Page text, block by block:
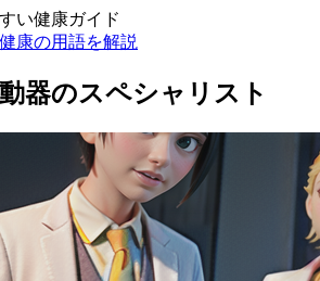
い健康ガイド
康の用語を解説
器のスペシャリスト